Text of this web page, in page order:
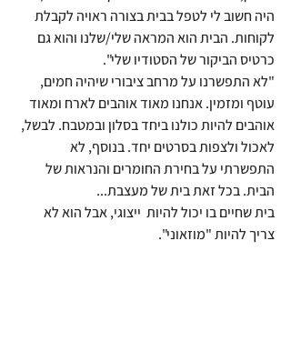
היה חשוב לי לטפל בבית בצורה ראויה לקבלת
לקוחות. הבית הוא המראה שלי/שלנו והוא גם
כרטיס הביקור של הסטודיו שלי".
"לא התפשרנו על מרחב ציבורי שיהיה חמים,
עוטף ומזמין. אנחנו מאוד אוהבים לארח ומאוד
אוהבים להיות כולנו ביחד בסלון ובמטבח. לבשל,
לאכול ולצפות בסרטים יחד. בנוסף, לא
התפשרתי על בחירת החומרים והנראות של
הבית. בכל זאת בית של מעצבת...
בית שחיים בו יכול להיות  ייצוגי, אבל הוא לא
צריך להיות "מוזאוני".